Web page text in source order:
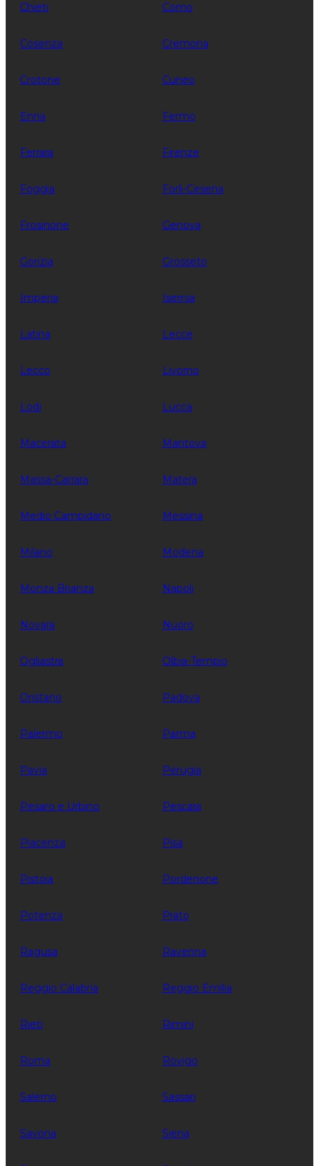
Chieti Como
Cosenza Cremona
Crotone Cuneo
Enna Fermo
Ferrara Firenze
Foggia Forli-Cesena
Frosinone Genova
Gorizia Grosseto
Imperia Isernia
Latina Lecce
Lecco Livorno
Lodi Lucca
Macerata Mantova
Massa-Carrara Matera
Medio Campidano Messina
Milano Modena
Monza Brianza Napoli
Novara Nuoro
Ogliastra Olbia-Tempio
Oristano Padova
Palermo Parma
Pavia Perugia
Pesaro e Urbino Pescara
Piacenza Pisa
Pistoia Pordenone
Potenza Prato
Ragusa Ravenna
Reggio Calabria Reggio Emilia
Rieti Rimini
Roma Rovigo
Salerno Sassari
Savona Siena